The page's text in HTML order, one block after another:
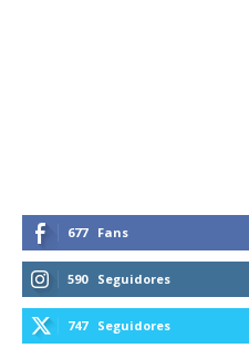
677 Fans
590 Seguidores
747 Seguidores